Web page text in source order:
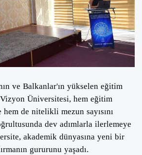
ve Balkanlar'ın yükselen eğitim
Üniversitesi, hem eğitim
de nitelikli mezun sayısını
dev adımlarla ilerlemeye
akademik dünyasına yeni bir
gururunu yaşadı.